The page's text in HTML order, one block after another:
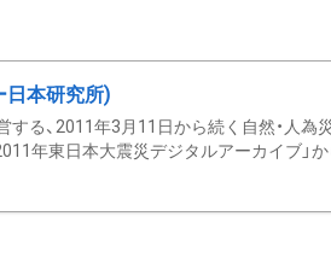
日本研究所)
する、2011年3月11日から続く自然・人為
年東日本大震災デジタルアーカイブ」か